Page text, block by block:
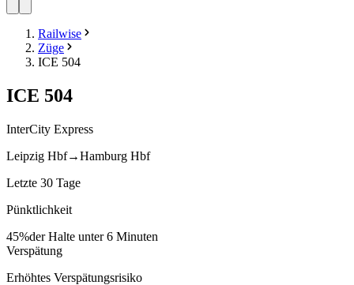
Railwise
Züge
ICE 504
ICE 504
InterCity Express
Leipzig Hbf→Hamburg Hbf
Letzte 30 Tage
Pünktlichkeit
45%der Halte unter 6 Minuten
Verspätung
Erhöhtes Verspätungsrisiko